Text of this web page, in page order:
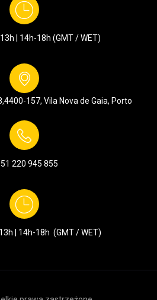
| 14h-18h (GMT / WET)
4400-157, Vila Nova de Gaia, Porto
220 945 855
| 14h-18h (GMT / WET)